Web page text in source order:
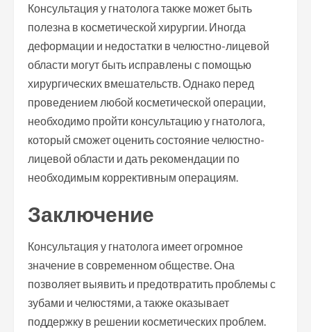
Консультация у гнатолога также может быть
полезна в косметической хирургии. Иногда
деформации и недостатки в челюстно-лицевой
области могут быть исправлены с помощью
хирургических вмешательств. Однако перед
проведением любой косметической операции,
необходимо пройти консультацию у гнатолога,
который сможет оценить состояние челюстно-
лицевой области и дать рекомендации по
необходимым коррективным операциям.
Заключение
Консультация у гнатолога имеет огромное
значение в современном обществе. Она
позволяет выявить и предотвратить проблемы с
зубами и челюстями, а также оказывает
поддержку в решении косметических проблем.